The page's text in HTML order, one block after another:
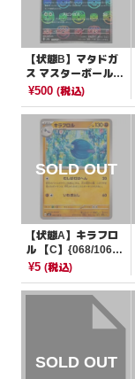
【状態B】マタドガ
ス マスターボールミ
ラー【R】{110/165}
¥500 (税込)
【状態A】キラフロ
ル 【C】{068/106}
[SV8]
¥5 (税込)